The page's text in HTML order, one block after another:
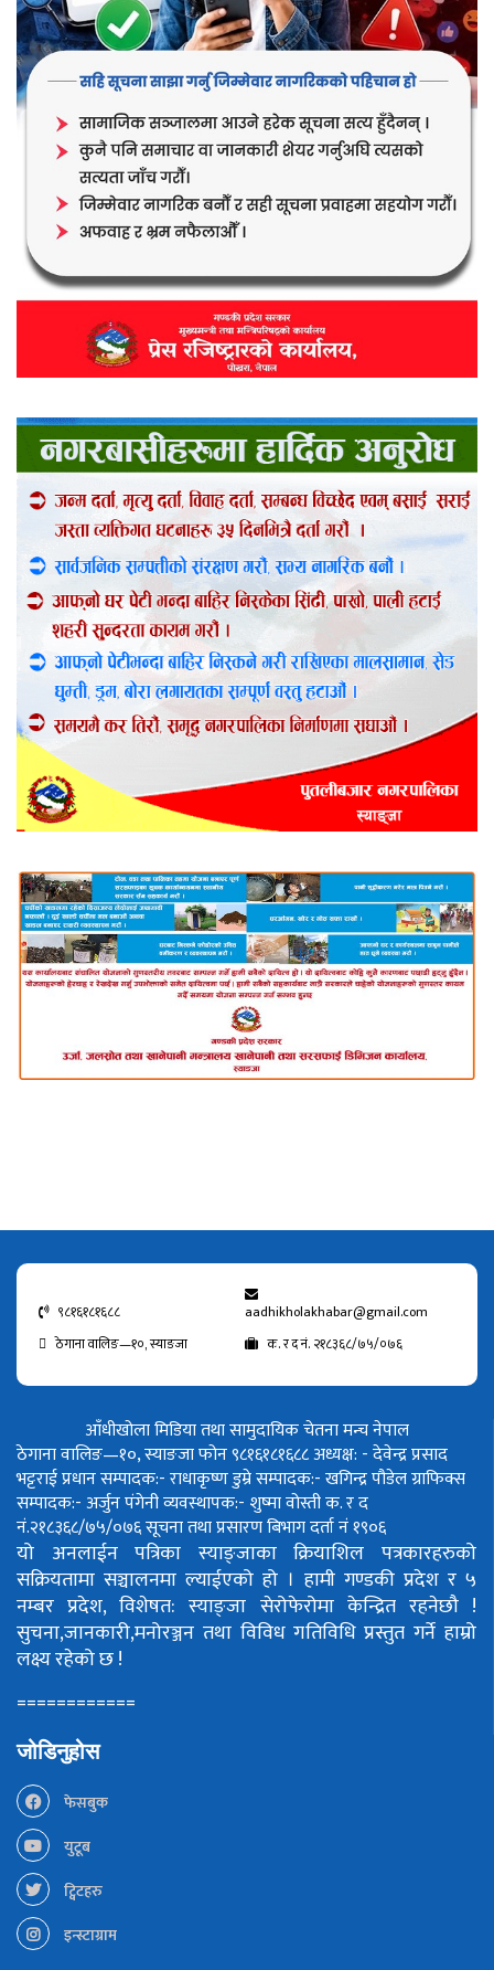
९८१६१८१६८८
aadhikholakhabar@gmail.com
ठेगाना वालिङ—१०, स्याङजा
क. र द नं. २१८३६८/७५/०७६
आँधीखोला मिडिया तथा सामुदायिक चेतना मन्च नेपाल
ठेगाना वालिङ—१०, स्याङजा फोन ९८१६१८१६८८अध्यक्ष: - देवेन्द्र प्रसाद
भट्टराईप्रधान सम्पादक:- राधाकृष्ण डुम्रेसम्पादक:- खगिन्द्र पौडेलग्राफिक्स
सम्पादक:- अर्जुन पंगेनीव्यवस्थापक:- शुष्मा वोस्तीक. र द
नं.२१८३६८/७५/०७६सूचना तथा प्रसारण बिभाग दर्ता नं १९०६
यो अनलाईन पत्रिका स्याङ्जाका क्रियाशिल पत्रकारहरुको
सक्रियतामा सञ्चालनमा ल्याईएको हो । हामी गण्डकी प्रदेश र ५
नम्बर प्रदेश, विशेषत: स्याङ्जा सेरोफेरोमा केन्द्रित रहनेछौ !
सुचना,जानकारी,मनोरञ्जन तथा विविध गतिविधि प्रस्तुत गर्ने हाम्रो
लक्ष्य रहेको छ !
============
जोडिनुहोस
फेसबुक
युटूब
ट्विटहरु
इन्स्टाग्राम